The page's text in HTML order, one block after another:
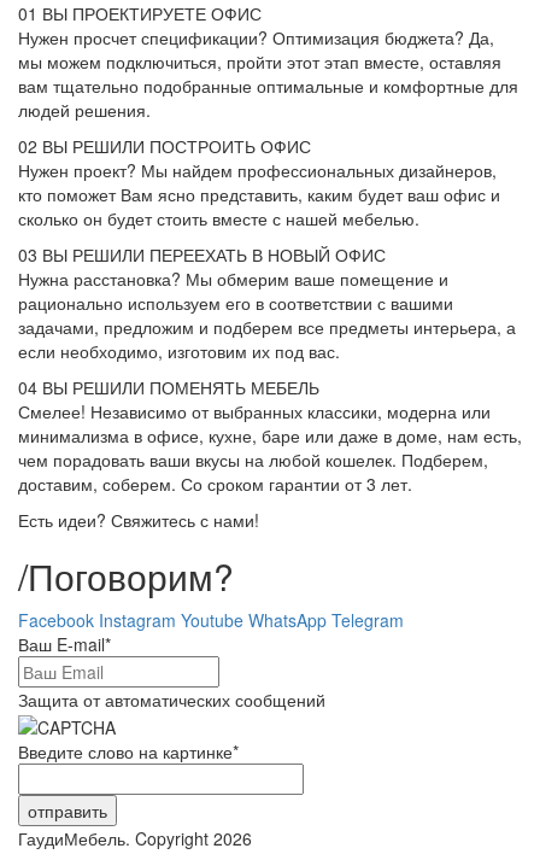
01 ВЫ ПРОЕКТИРУЕТЕ ОФИС
Нужен просчет спецификации? Оптимизация бюджета? Да,
мы можем подключиться, пройти этот этап вместе, оставляя
вам тщательно подобранные оптимальные и комфортные для
людей решения.
02 ВЫ РЕШИЛИ ПОСТРОИТЬ ОФИС
Нужен проект? Мы найдем профессиональных дизайнеров,
кто поможет Вам ясно представить, каким будет ваш офис и
сколько он будет стоить вместе с нашей мебелью.
03 ВЫ РЕШИЛИ ПЕРЕЕХАТЬ В НОВЫЙ ОФИС
Нужна расстановка? Мы обмерим ваше помещение и
рационально используем его в соответствии с вашими
задачами, предложим и подберем все предметы интерьера, а
если необходимо, изготовим их под вас.
04 ВЫ РЕШИЛИ ПОМЕНЯТЬ МЕБЕЛЬ
Смелее! Независимо от выбранных классики, модерна или
минимализма в офисе, кухне, баре или даже в доме, нам есть,
чем порадовать ваши вкусы на любой кошелек. Подберем,
доставим, соберем. Со сроком гарантии от 3 лет.
Есть идеи? Свяжитесь с нами!
/Поговорим?
Facebook Instagram Youtube WhatsApp Telegram
Ваш E-mail*
Защита от автоматических сообщений
Введите слово на картинке*
ГаудиМебель. Copyright 2026